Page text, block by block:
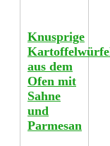
Knusprige
aus dem
Ofen mit
Sahne
und
Parmesan